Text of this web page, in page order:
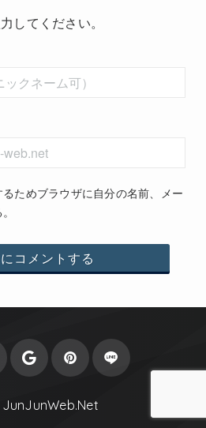
してください。
ためブラウザに自分の名前、メー
JunJunWeb.Net